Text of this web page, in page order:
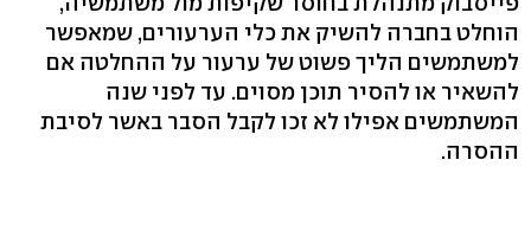
הוחלט בחברה להשיק את כלי הערעורים, שמאפשר
למשתמשים הליך פשוט של ערעור על ההחלטה אם
להשאיר או להסיר תוכן מסוים. עד לפני שנה
המשתמשים אפילו לא זכו לקבל הסבר באשר לסיבת
ההסרה.